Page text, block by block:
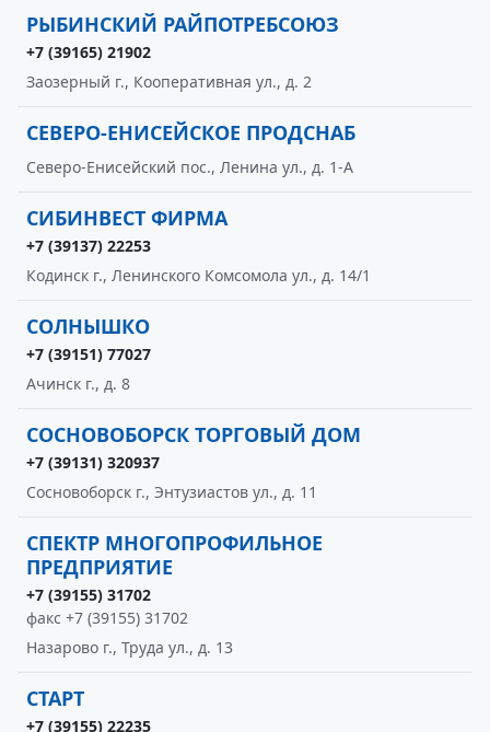
РЫБИНСКИЙ РАЙПОТРЕБСОЮЗ
+7 (39165) 21902
Заозерный г., Кооперативная ул., д. 2
СЕВЕРО-ЕНИСЕЙСКОЕ ПРОДСНАБ
Северо-Енисейский пос., Ленина ул., д. 1-А
СИБИНВЕСТ ФИРМА
+7 (39137) 22253
Кодинск г., Ленинского Комсомола ул., д. 14/1
СОЛНЫШКО
+7 (39151) 77027
Ачинск г., д. 8
СОСНОВОБОРСК ТОРГОВЫЙ ДОМ
+7 (39131) 320937
Сосновоборск г., Энтузиастов ул., д. 11
СПЕКТР МНОГОПРОФИЛЬНОЕ
ПРЕДПРИЯТИЕ
+7 (39155) 31702
факс +7 (39155) 31702
Назарово г., Труда ул., д. 13
СТАРТ
+7 (39155) 22235